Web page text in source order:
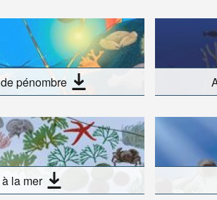
pénombre
la mer